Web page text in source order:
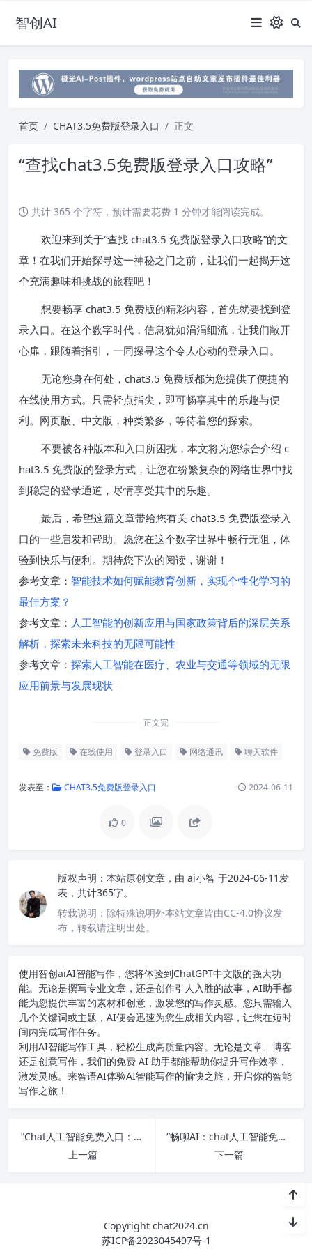
智创AI
首页 CHAT3.5免费版登录入口 正文
“查找chat3.5免费版登录入口攻略”
共计 365 个字符，预计需要花费 1 分钟才能阅读完成。
欢迎来到关于“查找 chat3.5 免费版登录入口攻略”的文
章！在我们开始探寻这一神秘之门之前，让我们一起揭开这
个充满趣味和挑战的旅程吧！
想要畅享 chat3.5 免费版的精彩内容，首先就要找到登
录入口。在这个数字时代，信息犹如涓涓细流，让我们敞开
心扉，跟随着指引，一同探寻这个令人心动的登录入口。
无论您身在何处，chat3.5 免费版都为您提供了便捷的
在线使用方式。只需轻点指尖，即可畅享其中的乐趣与便
利。网页版、中文版，种类繁多，等待着您的探索。
不要被各种版本和入口所困扰，本文将为您综合介绍 c
hat3.5 免费版的登录方式，让您在纷繁复杂的网络世界中找
到稳定的登录通道，尽情享受其中的乐趣。
最后，希望这篇文章带给您有关 chat3.5 免费版登录入
口的一些启发和帮助。愿您在这个数字世界中畅行无阻，体
验到快乐与便利。期待您下次的阅读，谢谢！
参考文章： 智能技术如何赋能教育创新，实现个性化学习的
最佳方案？
参考文章： 人工智能的创新应用与国家政策背后的深层关系
解析，探索未来科技的无限可能性
参考文章： 探索人工智能在医疗、农业与交通等领域的无限
应用前景与发展现状
正文完
免费版 在线使用 登录入口 网络通讯 聊天软件
发表至： CHAT3.5免费版登录入口 2024-06-11
0
版权声明： 本站原创文章，由 ai小智 于2024-06-11发
表，共计365字。
转载说明： 除特殊说明外本站文章皆由CC-4.0协议发
布，转载请注明出处。
使用智创aiAI智能写作 ，您将体验到ChatGPT中文版的强大功
能。无论是撰写专业文章，还是创作引人入胜的故事，AI助手都
能为您提供丰富的素材和创意，激发您的写作灵感。您只需输入
几个关键词或主题，AI便会迅速为您生成相关内容，让您在短时
间内完成写作任务。
利用AI智能写作工具，轻松生成高质量内容。无论是文章、博客
还是创意写作，我们的免费 AI 助手都能帮助你提升写作效率，
激发灵感。来智语AI体验AI智能写作的愉快之旅，开启你的智能
写作之旅！
“Chat人工智能免费入口：汇总大全中文版”
上一篇
“畅聊AI：chat人工智能免费入口大全”
下一篇
Copyright chat2024.cn
苏ICP备2023045497号-1